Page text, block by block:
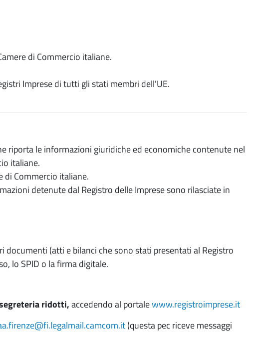
di Commercio italiane.
Imprese di tutti gli stati membri dell'UE.
riporta le informazioni giuridiche ed economiche contenute nel
italiane.
di Commercio italiane.
detenute dal Registro delle Imprese sono rilasciate in
(atti e bilanci che sono stati presentati al Registro
lo SPID o la firma digitale.
ridotti,accedendo al portalewww.registroimprese.it
(questa pec riceve messaggi